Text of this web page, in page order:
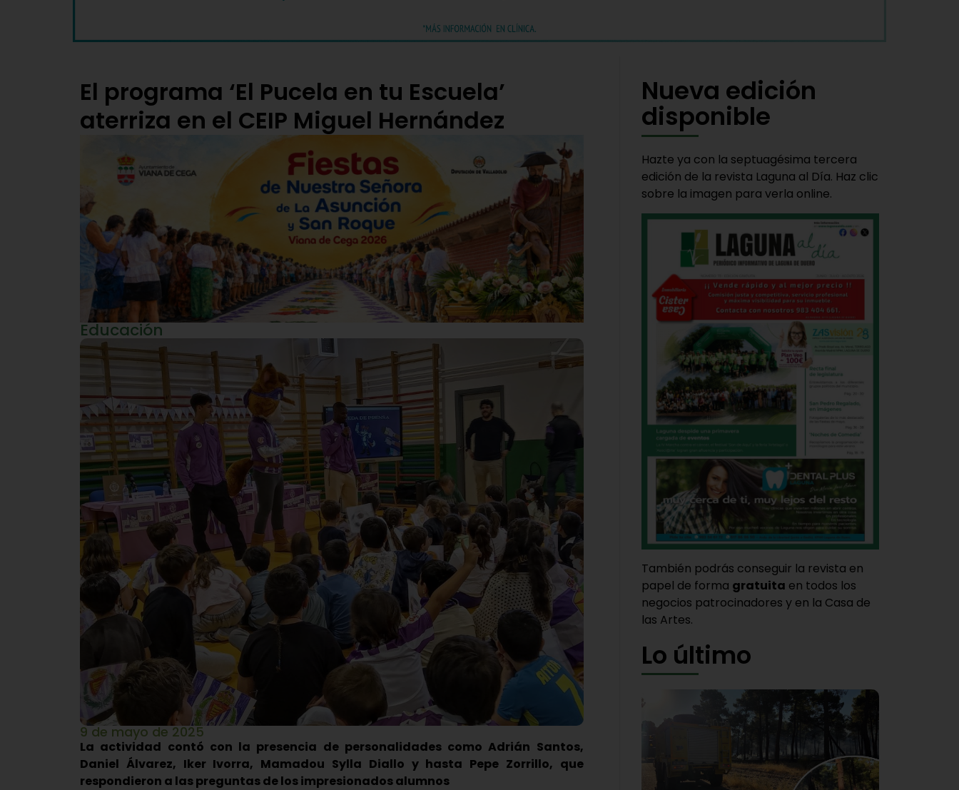
El programa ‘El Pucela en tu Escuela’
aterriza en el CEIP Miguel Hernández
Educación
9 de mayo de 2025
La actividad contó con la presencia de personalidades como Adrián Santos,
Daniel Álvarez, Iker Ivorra, Mamadou Sylla Diallo y hasta Pepe Zorrillo, que
respondieron a las preguntas de los impresionados alumnos
Nueva edición
disponible
Hazte ya con la septuagésima tercera
edición de la revista Laguna al Día. Haz clic
sobre la imagen para verla online.
También podrás conseguir la revista en
papel de forma gratuita en todos los
negocios patrocinadores y en la Casa de
las Artes.
Lo último